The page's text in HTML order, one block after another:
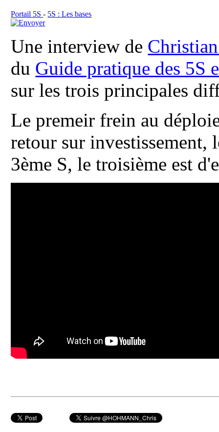
Portail 5S- 5S : Les bases
Une interview de
du Guide pratique des 5S
sur les trois principales
Le premeir frein au
retour sur investissement,
3ème S, le troisième est